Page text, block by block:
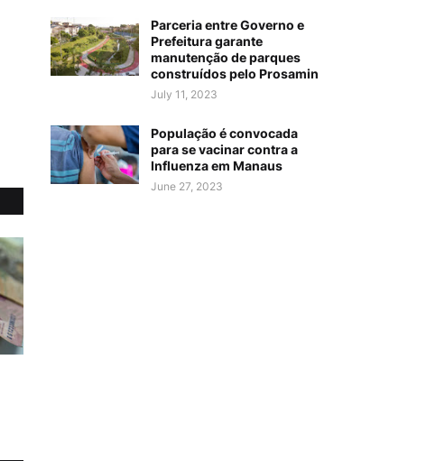
Parceria entre Governo e
Prefeitura garante
manutenção de parques
construídos pelo Prosamin
July 11, 2023
População é convocada
para se vacinar contra a
Influenza em Manaus
June 27, 2023